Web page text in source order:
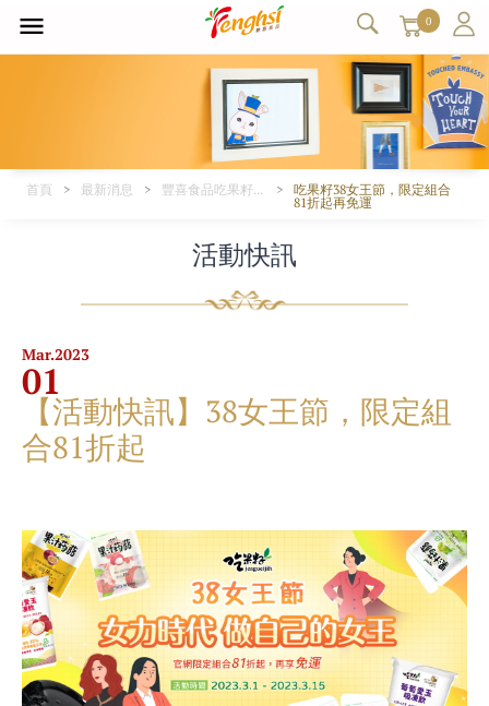
0
首頁 最新消息 吃果籽38女王節，限定組合
81折起再免運
活動快訊
Mar.2023
01
【活動快訊】38女王節，限定組
合81折起